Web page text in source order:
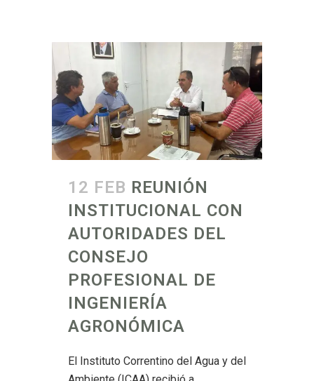
12 FEB REUNIÓN
INSTITUCIONAL CON
AUTORIDADES DEL
CONSEJO
PROFESIONAL DE
INGENIERÍA
AGRONÓMICA
El Instituto Correntino del Agua y del